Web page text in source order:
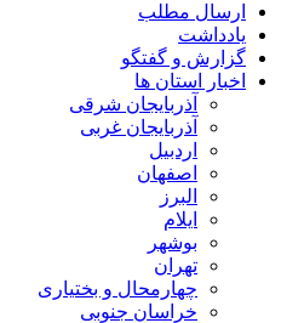
ارسال مطلب
یادداشت
گزارش و گفتگو
اخبار استان ها
آذربایجان شرقی
آذربایجان غربی
اردبیل
اصفهان
البرز
ایلام
بوشهر
تهران
چهارمحال و بختیاری
خراسان جنوبی